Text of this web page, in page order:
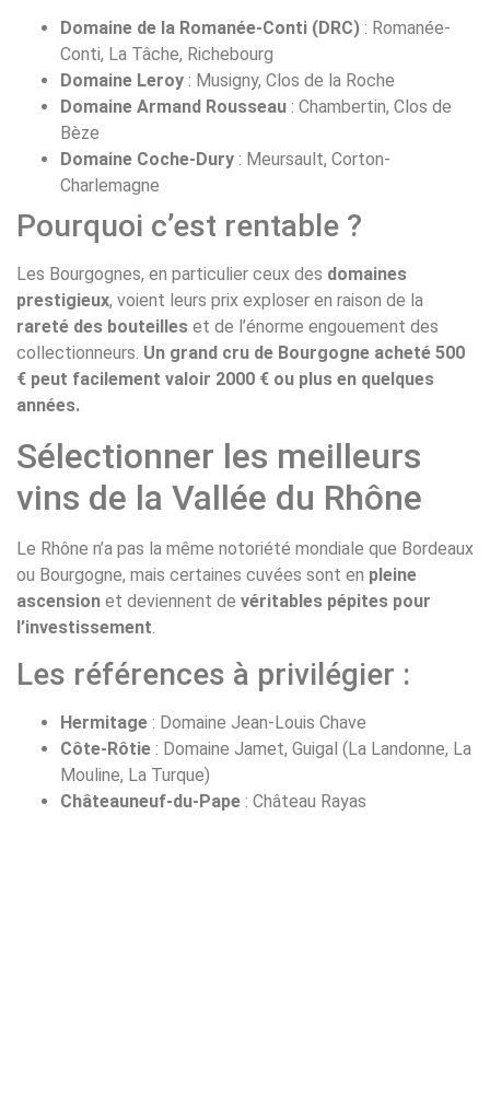
Domaine de la Romanée-Conti (DRC) : Romanée-
Conti, La Tâche, Richebourg
Domaine Leroy : Musigny, Clos de la Roche
Domaine Armand Rousseau : Chambertin, Clos de
Bèze
Domaine Coche-Dury : Meursault, Corton-
Charlemagne
Pourquoi c’est rentable ?
Les Bourgognes, en particulier ceux des domaines
prestigieux, voient leurs prix exploser en raison de la
rareté des bouteilles et de l’énorme engouement des
collectionneurs. Un grand cru de Bourgogne acheté 500
€ peut facilement valoir 2000 € ou plus en quelques
années.
Sélectionner les meilleurs
vins de la Vallée du Rhône
Le Rhône n’a pas la même notoriété mondiale que Bordeaux
ou Bourgogne, mais certaines cuvées sont en pleine
ascension et deviennent de véritables pépites pour
l’investissement
Les références à privilégier :
Hermitage : Domaine Jean-Louis Chave
Côte-Rôtie : Domaine Jamet, Guigal (La Landonne, La
Mouline, La Turque)
Châteauneuf-du-Pape : Château Rayas